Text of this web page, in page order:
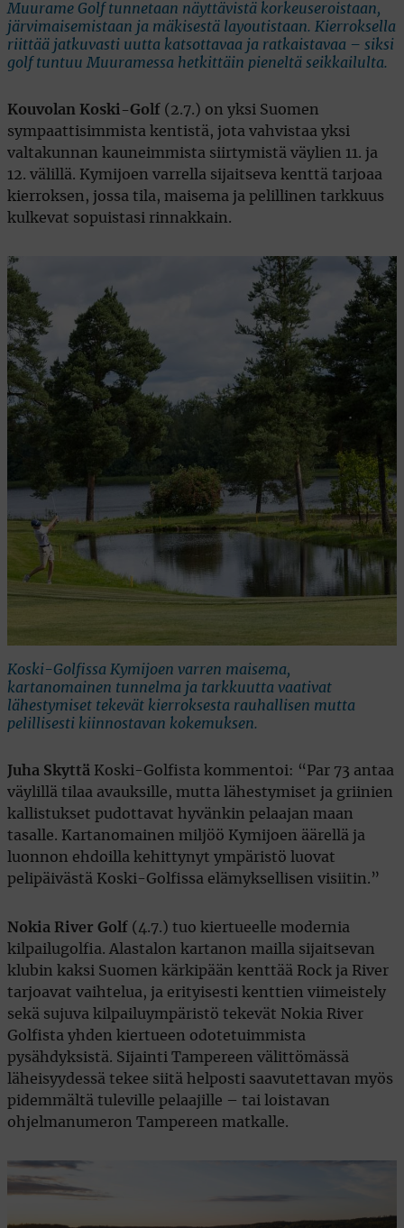
Muurame Golf tunnetaan näyttävistä korkeuseroistaan,
järvimaisemistaan ja mäkisestä layoutistaan. Kierroksella
riittää jatkuvasti uutta katsottavaa ja ratkaistavaa – siksi
golf tuntuu Muuramessa hetkittäin pieneltä seikkailulta.
Kouvolan Koski-Golf (2.7.) on yksi Suomen
sympaattisimmista kentistä, jota vahvistaa yksi
valtakunnan kauneimmista siirtymistä väylien 11. ja
12. välillä. Kymijoen varrella sijaitseva kenttä tarjoaa
kierroksen, jossa tila, maisema ja pelillinen tarkkuus
kulkevat sopuistasi rinnakkain.
Koski-Golfissa Kymijoen varren maisema,
kartanomainen tunnelma ja tarkkuutta vaativat
lähestymiset tekevät kierroksesta rauhallisen mutta
pelillisesti kiinnostavan kokemuksen.
Juha Skyttä Koski-Golfista kommentoi: “Par 73 antaa
väylillä tilaa avauksille, mutta lähestymiset ja griinien
kallistukset pudottavat hyvänkin pelaajan maan
tasalle. Kartanomainen miljöö Kymijoen äärellä ja
luonnon ehdoilla kehittynyt ympäristö luovat
pelipäivästä Koski-Golfissa elämyksellisen visiitin.”
Nokia River Golf (4.7.) tuo kiertueelle modernia
kilpailugolfia. Alastalon kartanon mailla sijaitsevan
klubin kaksi Suomen kärkipään kenttää Rock ja River
tarjoavat vaihtelua, ja erityisesti kenttien viimeistely
sekä sujuva kilpailuympäristö tekevät Nokia River
Golfista yhden kiertueen odotetuimmista
pysähdyksistä. Sijainti Tampereen välittömässä
läheisyydessä tekee siitä helposti saavutettavan myös
pidemmältä tuleville pelaajille – tai loistavan
ohjelmanumeron Tampereen matkalle.